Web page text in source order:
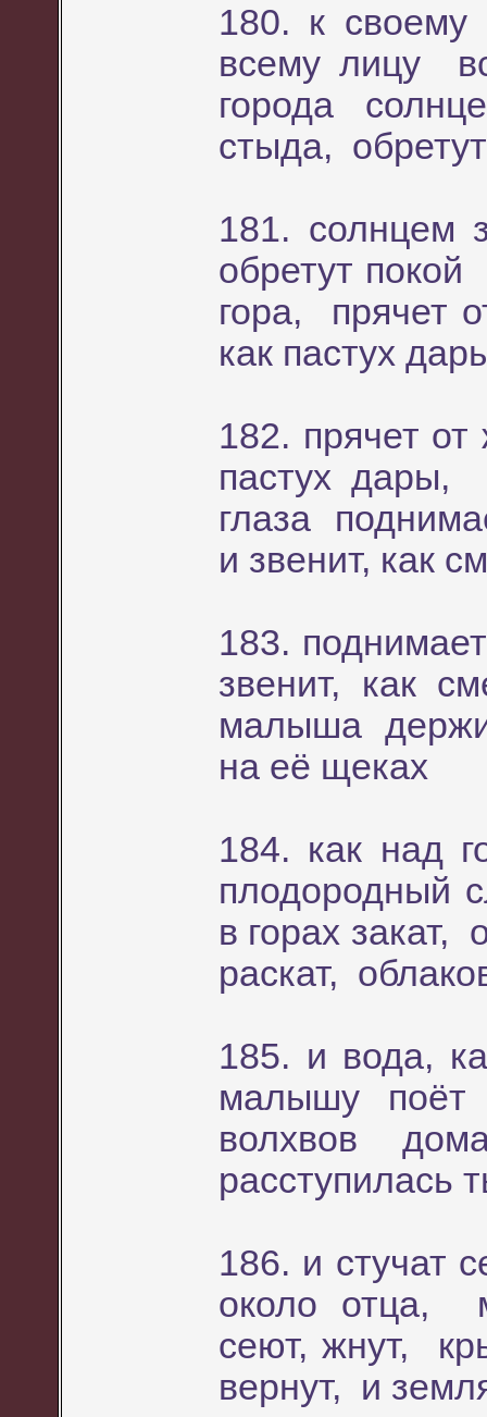
180. к
всему лицу
города
стыда,
181. солнцем
обретут
гора, прячет
как пастух
182. прячет
пастух
глаза
и звенит, как
183.
звенит, как
малыша
на её щеках
184. как над
плодородный
в горах закат,
раскат,
185. и вода,
малышу
волхвов
расступилась
186. и стучат
около отца,
сеют, жнут,
вернут, и